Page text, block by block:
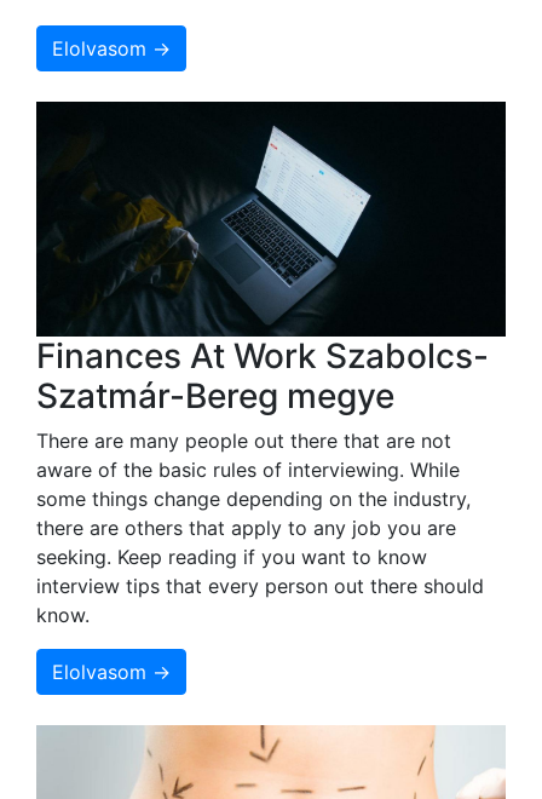
Elolvasom →
Finances At Work Szabolcs-
Szatmár-Bereg megye
There are many people out there that are not
aware of the basic rules of interviewing. While
some things change depending on the industry,
there are others that apply to any job you are
seeking. Keep reading if you want to know
interview tips that every person out there should
know.
Elolvasom →